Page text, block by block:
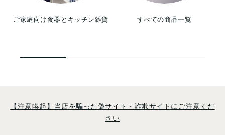
ご家庭向け食器とキッチン雑貨 すべての商品一覧
【注意喚起】当店を騙った偽サイト・詐欺サイトにご注意くだ
さい